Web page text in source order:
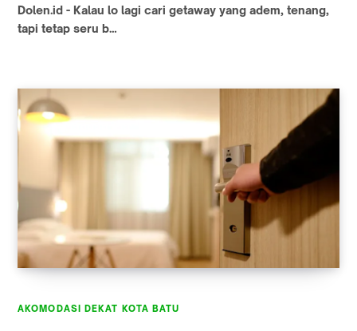
Dolen.id - Kalau lo lagi cari getaway yang adem, tenang,
tapi tetap seru b…
AKOMODASI DEKAT KOTA BATU